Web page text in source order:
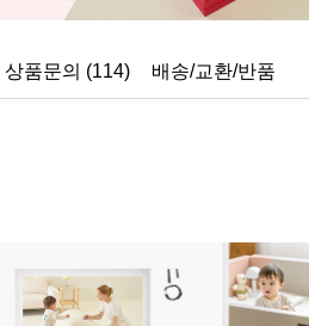
상품문의 (114) 배송/교환/반품